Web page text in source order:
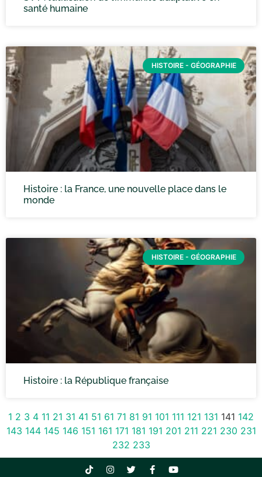
santé humaine
HISTOIRE - GÉOGRAPHIE
Histoire : la France, une nouvelle place dans le
monde
HISTOIRE - GÉOGRAPHIE
Histoire : la République française
1 2 3 4 11 21 31 41 51 61 71 81 91 101 111 121 131 141 142
143 144 145 146 151 161 171 181 191 201 211 221 230 231
232 233